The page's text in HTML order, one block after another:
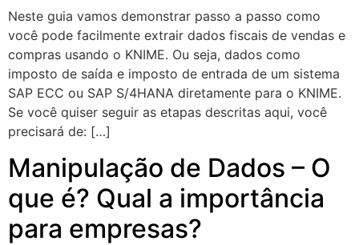
Neste guia vamos demonstrar passo a passo como
você pode facilmente extrair dados fiscais de vendas e
compras usando o KNIME. Ou seja, dados como
imposto de saída e imposto de entrada de um sistema
SAP ECC ou SAP S/4HANA diretamente para o KNIME.
Se você quiser seguir as etapas descritas aqui, você
precisará de: […]
Manipulação de Dados – O
que é? Qual a importância
para empresas?